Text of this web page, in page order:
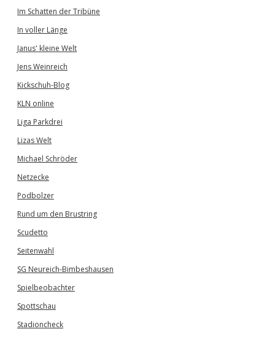
Im Schatten der Tribüne
In voller Länge
Janus' kleine Welt
Jens Weinreich
Kickschuh-Blog
KLN online
Liga Parkdrei
Lizas Welt
Michael Schröder
Netzecke
Podbolzer
Rund um den Brustring
Scudetto
Seitenwahl
SG Neureich-Bimbeshausen
Spielbeobachter
Spottschau
Stadioncheck